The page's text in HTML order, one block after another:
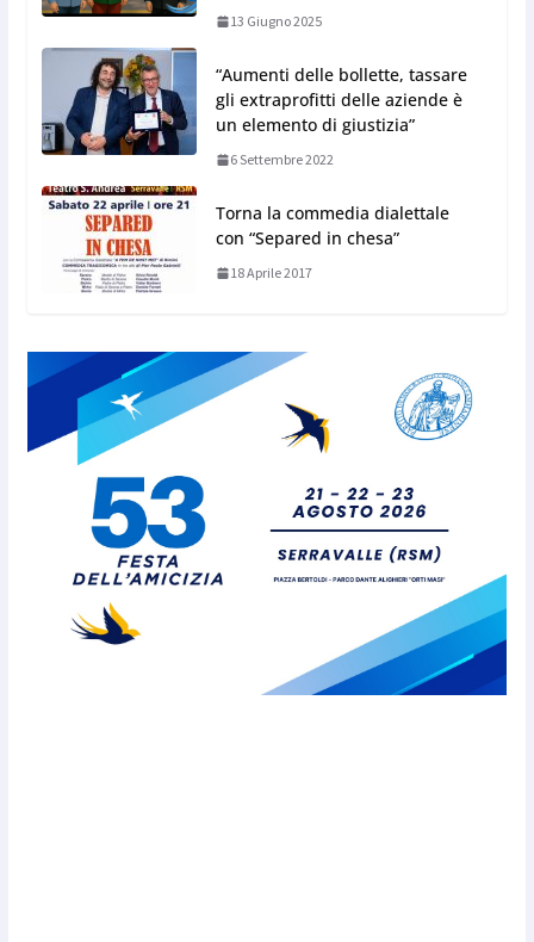
13 Giugno 2025
“Aumenti delle bollette, tassare
gli extraprofitti delle aziende è
un elemento di giustizia”
6 Settembre 2022
Torna la commedia dialettale
con “Separed in chesa”
18 Aprile 2017